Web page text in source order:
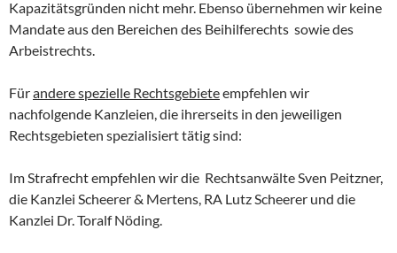
Kapazitätsgründen nicht mehr. Ebenso übernehmen wir keine
Mandate aus den Bereichen des Beihilferechts sowie des
Arbeistrechts.
Fürandere spezielle Rechtsgebieteempfehlen wir
nachfolgende Kanzleien, die ihrerseits in den jeweiligen
Rechtsgebieten spezialisiert tätig sind:
Im Strafrecht empfehlen wir die Rechtsanwälte Sven Peitzner,
die Kanzlei Scheerer & Mertens, RA Lutz Scheerer und die
Kanzlei Dr. Toralf Nöding.